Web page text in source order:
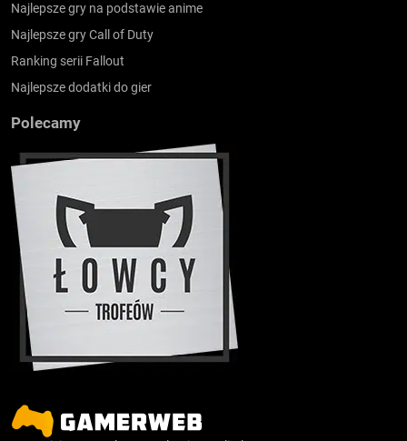
Najlepsze gry na podstawie anime
Najlepsze gry Call of Duty
Ranking serii Fallout
Najlepsze dodatki do gier
Polecamy